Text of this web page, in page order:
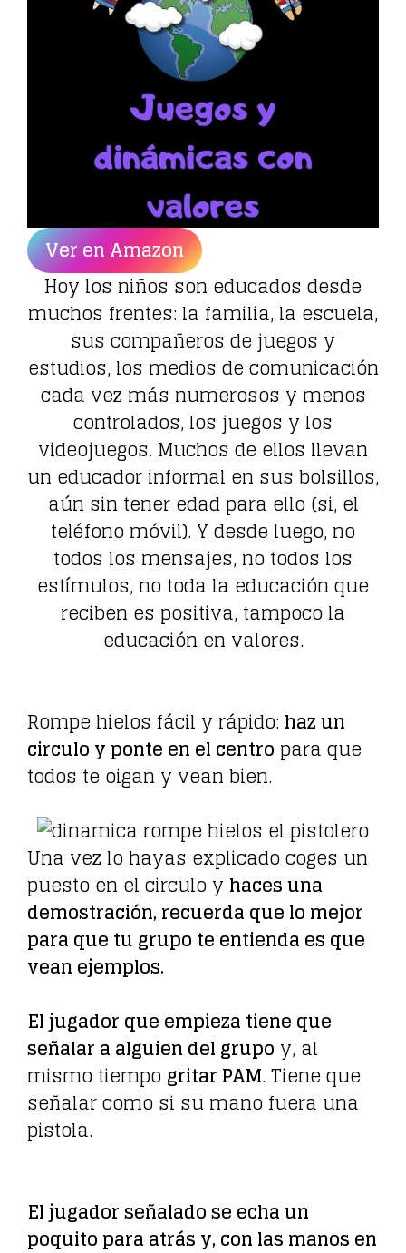
Ver en Amazon
Hoy los niños son educados desde
muchos frentes: la familia, la escuela,
sus compañeros de juegos y
estudios, los medios de comunicación
cada vez más numerosos y menos
controlados, los juegos y los
videojuegos. Muchos de ellos llevan
un educador informal en sus bolsillos,
aún sin tener edad para ello (si, el
teléfono móvil). Y desde luego, no
todos los mensajes, no todos los
estímulos, no toda la educación que
reciben es positiva, tampoco la
educación en valores.
Rompe hielos fácil y rápido: haz un
circulo y ponte en el centro para que
todos te oigan y vean bien.
Una vez lo hayas explicado coges un
puesto en el circulo y haces una
demostración, recuerda que lo mejor
para que tu grupo te entienda es que
vean ejemplos.
El jugador que empieza tiene que
señalar a alguien del grupo y, al
mismo tiempogritar PAM. Tiene que
señalar como si su mano fuera una
pistola.
El jugador señalado se echa un
poquito para atrás y, con las manos en